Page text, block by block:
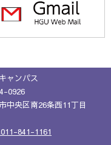
ャンパス
0926
中央区南26条西11丁目
841-1161